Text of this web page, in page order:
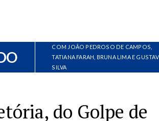
COM JOÃO PEDROSO DE CAMPOS,
TATIANA FARAH, BRUNA LIMA E
SILVA
do Golpe de